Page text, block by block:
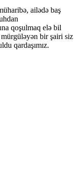
ailədə baş
qoşulmaq elə bil
bir şairi siz
qardaşımız.